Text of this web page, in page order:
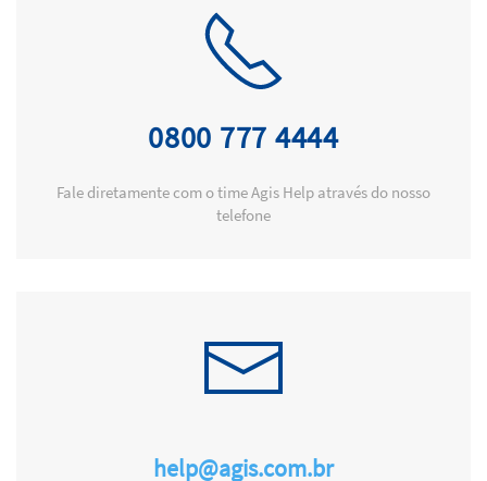
0800 777 4444
Fale diretamente com o time Agis Help através do nosso
telefone
help@agis.com.br